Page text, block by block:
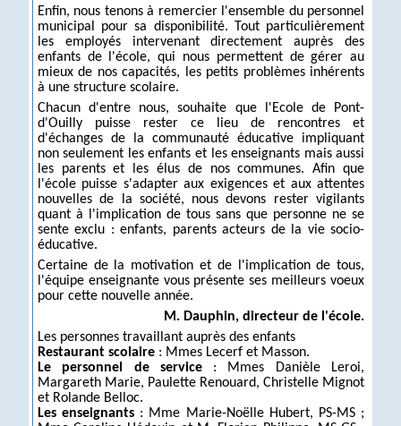
Enfin, nous tenons à remercier l'ensemble du personnel
municipal pour sa disponibilité. Tout particulièrement
les employés intervenant directement auprès des
enfants de l'école, qui nous permettent de gérer au
mieux de nos capacités, les petits problèmes inhérents
à une structure scolaire.
Chacun d'entre nous, souhaite que l'Ecole de Pont-
d'Ouilly puisse rester ce lieu de rencontres et
d'échanges de la communauté éducative impliquant
non seulement les enfants et les enseignants mais aussi
les parents et les élus de nos communes. Afin que
l'école puisse s'adapter aux exigences et aux attentes
nouvelles de la société, nous devons rester vigilants
quant à l'implication de tous sans que personne ne se
sente exclu : enfants, parents acteurs de la vie socio-
éducative.
Certaine de la motivation et de l'implication de tous,
l'équipe enseignante vous présente ses meilleurs voeux
pour cette nouvelle année.
M. Dauphin, directeur de l'école.
Les personnes travaillant auprès des enfants
Restaurant scolaire: Mmes Lecerf et Masson.
Le personnel de service: Mmes Danièle Leroi,
Margareth Marie, Paulette Renouard, Christelle Mignot
et Rolande Belloc.
Les enseignants : Mme Marie-Noëlle Hubert, PS-MS ;